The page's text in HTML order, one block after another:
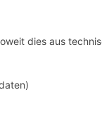
dies aus